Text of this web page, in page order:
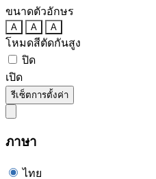
ขนาดตัวอักษร
A A A
โหมดสีตัดกันสูง
ปิด
เปิด
รีเซ็ตการตั้งค่า
ภาษา
ไทย